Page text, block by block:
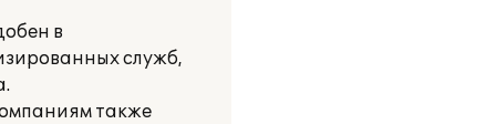
в
служб,
также